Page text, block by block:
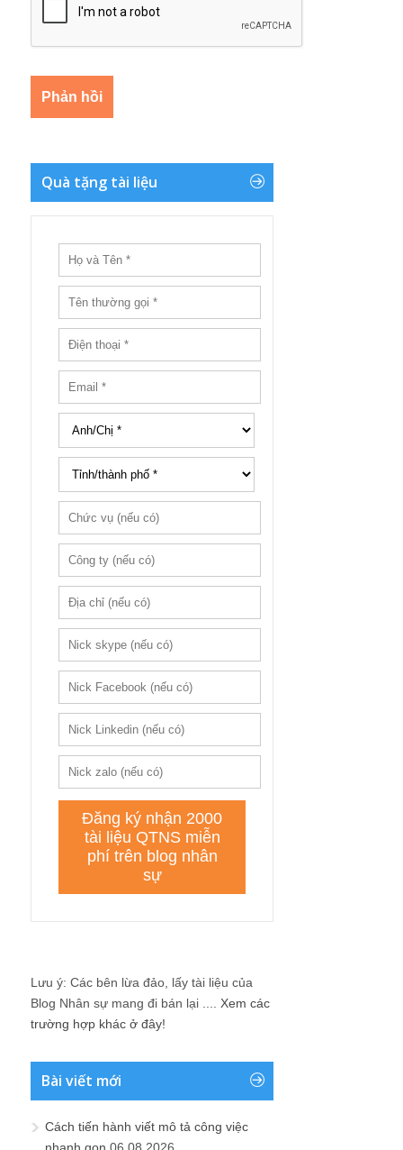
Quà tặng tài liệu
Lưu ý: Các bên lừa đảo, lấy tài liệu của
Blog Nhân sự mang đi bán lại .... Xem các
trường hợp khác ở đây!
Bài viết mới
Cách tiến hành viết mô tả công việc